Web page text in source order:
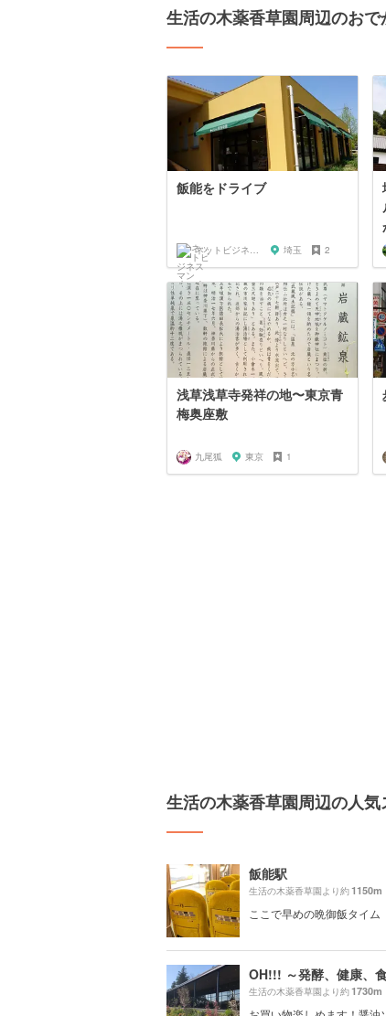
生活の木薬香草園周辺のお
飯能をドライブ
ネットビジネスマン shinobu 埼玉 2
浅草浅草寺発祥の地〜東京青
梅奥座敷
九尾狐 東京 1
生活の木薬香草園周辺の人気
飯能駅
生活の木薬香草園より約1150m
ここで早めの晩御飯タイム
OH!!! ～発酵、健康、
生活の木薬香草園より約1730m